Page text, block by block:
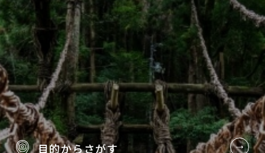
目的からさがす